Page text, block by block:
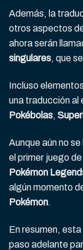
Además, la
otros aspectos
ahora serán
singulares, que
Incluso
una traducción al
Pokébolas,
Aunque aún no
el primer juego de
Pokémon
algún momento
Pokémon.
En resumen,
paso adelante